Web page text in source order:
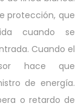
protección, que
cuando se
Cuando el
hace que
de energía.
o retardo de